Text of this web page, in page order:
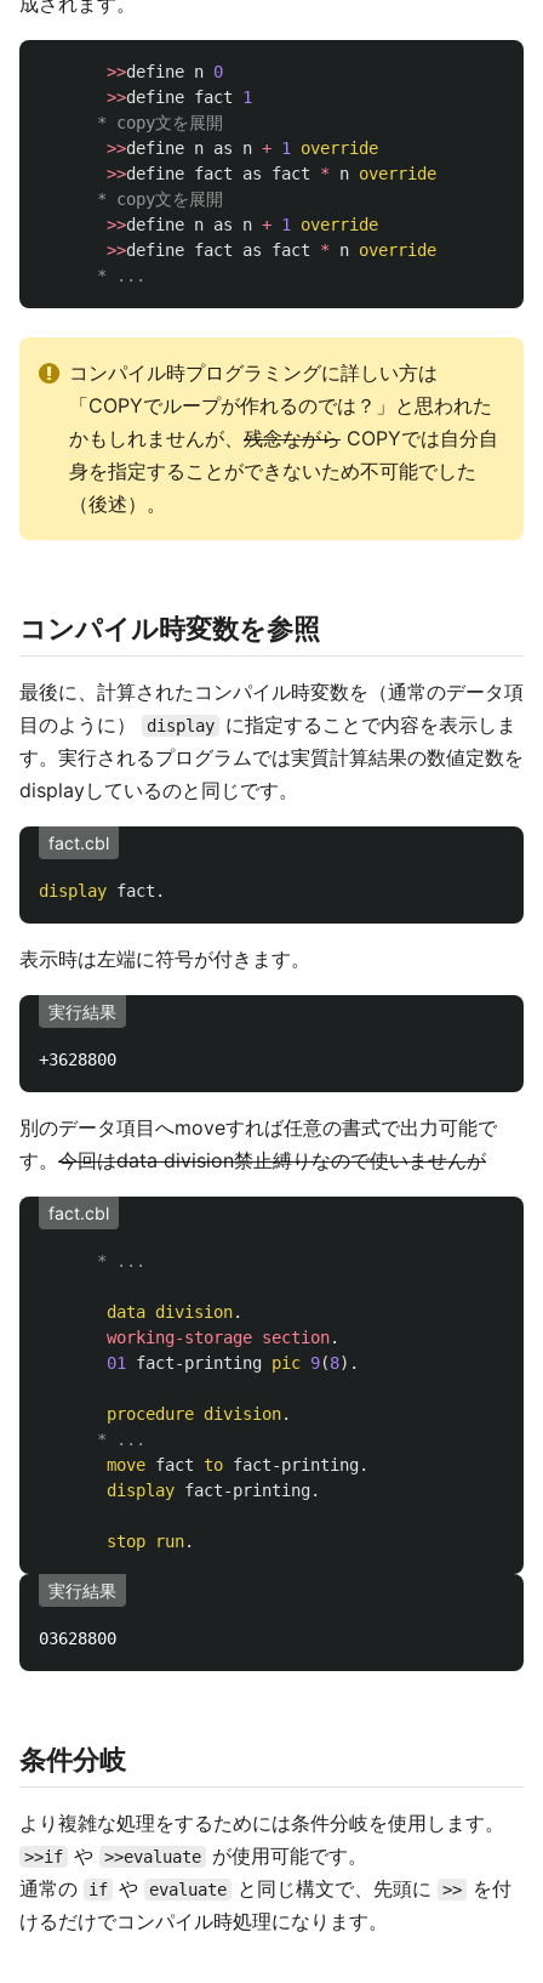
>>define n 0
>>define fact
1
      * copy文を展開
>>define n as n + 1
override
>>define fact as fact * n override
      * copy文を展開
>>define n as n + 1
override
>>define fact as fact * n override
      * ...
コンパイル時プログラミングに詳しい方は
「COPYでループが作れるのでは？」と思われた
かもしれませんが、 残念ながら COPYでは自分自
身を指定することができないため不可能でした
（後述）。
コンパイル時変数を参照
最後に、計算されたコンパイル時変数を（通常のデータ項
目のように）
display
に指定することで内容を表示しま
す。実行されるプログラムでは実質計算結果の数値定数を
displayしているのと同じです。
fact.cbl
display fact .
表示時は左端に符号が付きます。
実行結果
別のデータ項目へmoveすれば任意の書式で出力可能で
す。 今回はdata division禁止縛りなので使いませんが
fact.cbl
      * ...
data division.
working-storage section.
01
fact-printing pic 9(8).
procedure division.
      * ...
move fact to fact-printing.
display fact-printing.
stop run.
実行結果
条件分岐
より複雑な処理をするためには条件分岐を使用します。
>>if や >>evaluate
が使用可能です。
通常の
if や evaluate と同じ構文で、先頭に >>
を付
けるだけでコンパイル時処理になります。